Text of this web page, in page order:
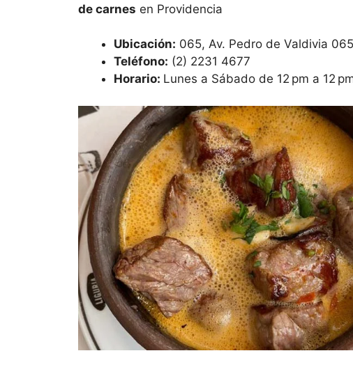
de carnes en Providencia
Ubicación: 065, Av. Pedro de Valdivia
Teléfono: (2) 2231 4677
Horario: Lunes a Sábado de 12 pm a 12